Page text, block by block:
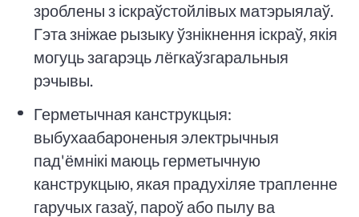
зроблены з іскраўстойлівых матэрыялаў.
Гэта зніжае рызыку ўзнікнення іскраў, якія
могуць загарэць лёгкаўзгаральныя
рэчывы.
Герметычная канструкцыя:
выбухаабароненыя электрычныя
пад'ёмнікі маюць герметычную
канструкцыю, якая прадухіляе трапленне
гаручых газаў, пароў або пылу ва